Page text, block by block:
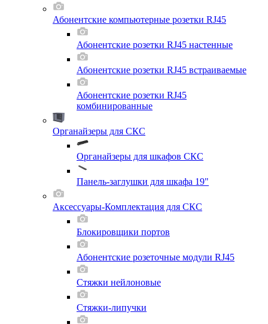
Абонентские компьютерные розетки RJ45
Абонентские розетки RJ45 настенные
Абонентские розетки RJ45 встраиваемые
Абонентские розетки RJ45
комбинированные
Органайзеры для СКС
Органайзеры для шкафов СКС
Панель-заглушки для шкафа 19"
Аксессуары-Комплектация для СКС
Блокировщики портов
Абонентские розеточные модули RJ45
Стяжки нейлоновые
Стяжки-липучки